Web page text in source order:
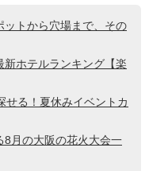
ットから穴場まで、その
ホテルランキング【楽
せる！夏休みイベントカ
8月の大阪の花火大会一